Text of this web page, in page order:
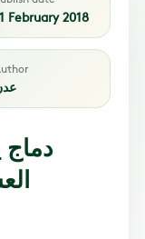
February 2018
دماج